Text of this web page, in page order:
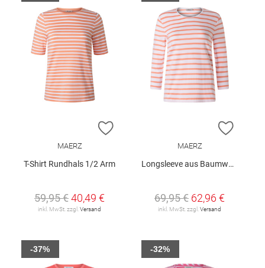
ZUR WUNSCHLISTE HINZUFÜGEN
MAERZ
T-Shirt Rundhals 1/2 Arm
59,95 €40,49 €
inkl. MwSt. zzgl. Versand
ZUR
MAERZ
Longsleeve aus Baumwolle
69,95 € 62,96 €
inkl. MwSt. zzgl. Versand
-37% -32%